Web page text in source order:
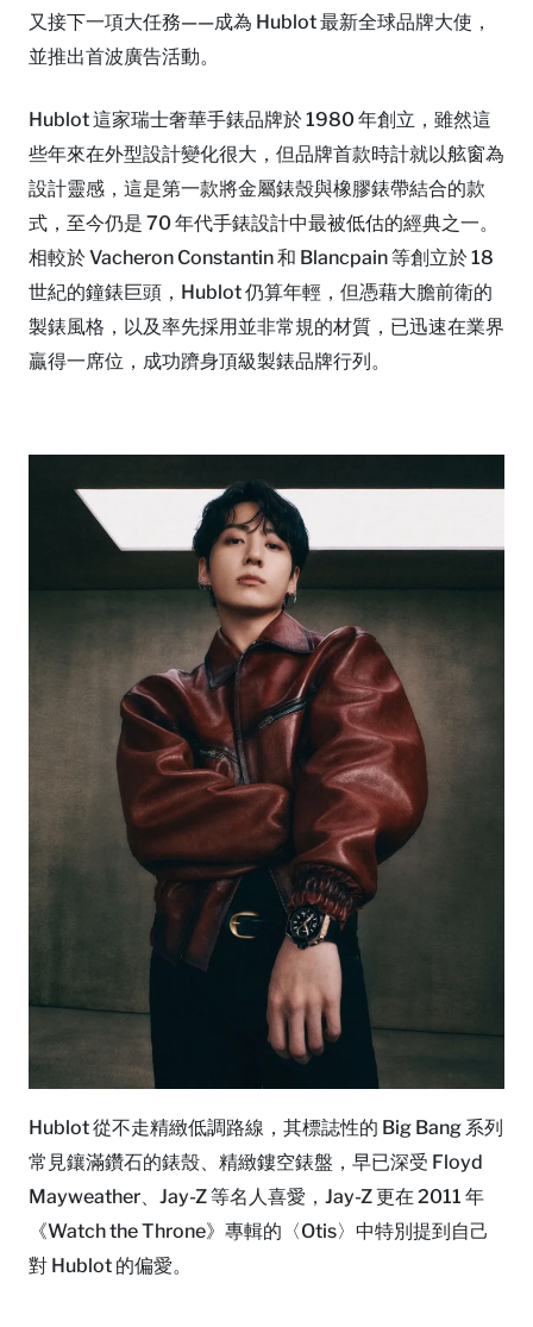
又接下一項大任務——成為 Hublot 最新全球品牌大使，
並推出首波廣告活動。
Hublot 這家瑞士奢華手錶品牌於 1980 年創立，雖然這
些年來在外型設計變化很大，但品牌首款時計就以舷窗為
設計靈感，這是第一款將金屬錶殼與橡膠錶帶結合的款
式，至今仍是 70 年代手錶設計中最被低估的經典之一。
相較於 Vacheron Constantin 和 Blancpain 等創立於 18
世紀的鐘錶巨頭，Hublot 仍算年輕，但憑藉大膽前衛的
製錶風格，以及率先採用並非常規的材質，已迅速在業界
贏得一席位，成功躋身頂級製錶品牌行列。
Hublot 從不走精緻低調路線，其標誌性的 Big Bang 系列
常見鑲滿鑽石的錶殼、精緻鏤空錶盤，早已深受 Floyd
Mayweather、Jay-Z 等名人喜愛，Jay-Z 更在 2011 年
《Watch the Throne》專輯的〈Otis〉中特別提到自己
對 Hublot 的偏愛。